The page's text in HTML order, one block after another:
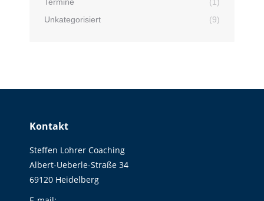
Unkategorisiert
(9)
Kontakt
Steffen Lohrer Coaching
Albert-Ueberle-Straße 34
69120 Heidelberg